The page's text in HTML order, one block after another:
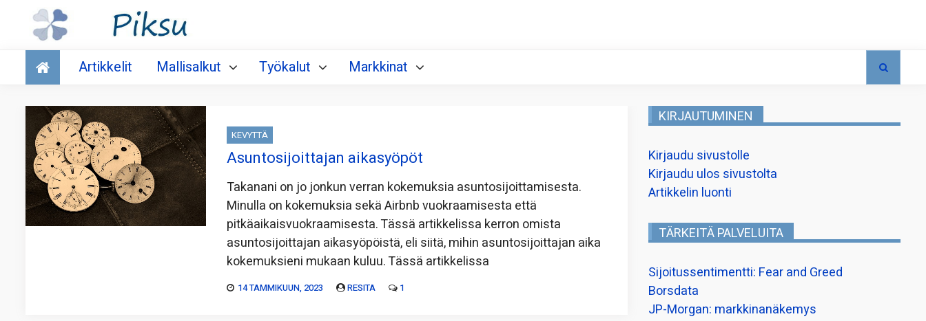
Talous
Artikkelit Mallisalkut Työkalut Markkinat
KEVYTTÄ
Asuntosijoittajan aikasyöpöt
Takanani on jo jonkun verran kokemuksia asuntosijoittamisesta.
Minulla on kokemuksia sekä Airbnb vuokraamisesta että
pitkäaikaisvuokraamisesta. Tässä artikkelissa kerron omista
asuntosijoittajan aikasyöpöistä, eli siitä, mihin asuntosijoittajan aika
kokemuksieni mukaan kuluu. Tässä artikkelissa
14 TAMMIKUUN, 2023 RESITA 1
KIRJAUTUMINEN
Kirjaudu sivustolle
Kirjaudu ulos sivustolta
Artikkelin luonti
TÄRKEITÄ PALVELUITA
Sijoitussentimentti: Fear and Greed
Borsdata
JP-Morgan: markkinanäkemys